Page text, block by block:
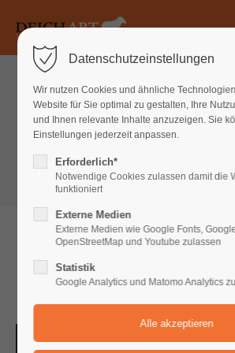
Login
Benutzername
Passwort
Anmelden
Register
Lorem ipsum dolor sit amet:
Gallery & Video
Gallery
Datenschutzeinstellungen
Wir nutzen Cookies und ähnliche
Website für Sie optimal zu gestalten, Ihre
und Ihnen relevante Inhalte anzuzeigen. Sie
Einstellungen jederzeit anpassen.
Erforderlich*
Notwendige Cookies zulassen damit die
funktioniert
Externe Medien
Externe Medien wie Google Fonts,
OpenStreetMap und Youtube zulassen
Statistik
Google Analytics und Matomo Analytics